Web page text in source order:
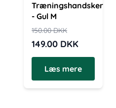
Træningshandsker
- Gul M
150.00DKK
149.00 DKK
Læs mere